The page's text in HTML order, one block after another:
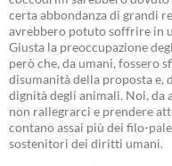
certa abbondanza di grandi
avrebbero potuto soffrire in
Giusta la preoccupazione
però che, da umani, fossero
disumanità della proposta e,
dignità degli animali. Noi, da
non rallegrarci e prendere
contano assai più dei filo-
sostenitori dei diritti umani.